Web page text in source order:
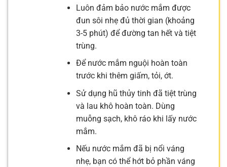
Luôn đảm bảo nước mắm được
đun sôi nhẹ đủ thời gian (khoảng
3-5 phút) để đường tan hết và tiệt
trùng.
Để nước mắm nguội hoàn toàn
trước khi thêm giấm, tỏi, ớt.
Sử dụng hũ thủy tinh đã tiệt trùng
và lau khô hoàn toàn. Dùng
muỗng sạch, khô ráo khi lấy nước
mắm.
Nếu nước mắm đã bị nổi váng
nhẹ, bạn có thể hớt bỏ phần váng